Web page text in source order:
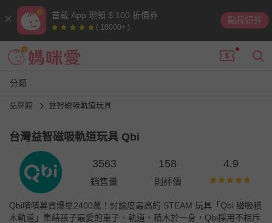
首載 App 現領 $ 100 折價券
( 10000+ )
點我領券
分類
品牌館 益智磁吸軌道玩具
台灣益智磁吸軌道玩具 Qbi
3563
銷售量
158
則評價
4.9
Qbi嘖嘖募資爆單2400萬！討論度最高的 STEAM 玩具「Qbi 磁吸積
木軌道」集結孩子最愛的車子、軌道、積木於一身，Qbi採用不相斥